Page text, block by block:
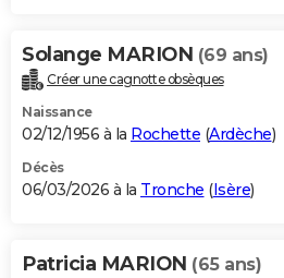
Solange MARION (69 ans)
Créer une cagnotte obsèques
Naissance
02/12/1956 à la Rochette (Ardèche)
Décès
06/03/2026 à la Tronche (Isère)
Patricia MARION (65 ans)